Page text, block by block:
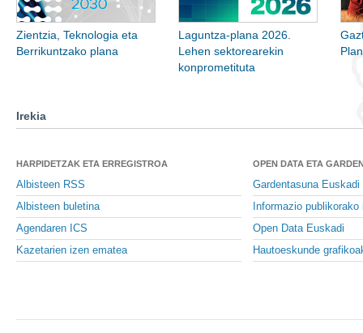
Zientzia, Teknologia eta
Berrikuntzako plana
Laguntza-plana 2026.
Lehen sektorearekin
konprometituta
Irekia
HARPIDETZAK ETA ERREGISTROA
Albisteen RSS
Albisteen buletina
Agendaren ICS
Kazetarien izen ematea
OPEN DATA ETA
Gardentasuna Euskadi
Informazio publikorako
Open Data Euskadi
Hautoeskunde